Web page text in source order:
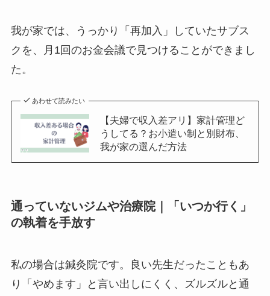
我が家では、うっかり「再加入」していたサブス
クを、月1回のお金会議で見つけることができまし
た。
あわせて読みたい
【夫婦で収入差アリ】家計管理ど
うしてる？お小遣い制と別財布、
我が家の選んだ方法
通っていないジムや治療院｜「いつか行く」
の執着を手放す
私の場合は鍼灸院です。良い先生だったこともあ
り「やめます」と言い出しにくく、ズルズルと通